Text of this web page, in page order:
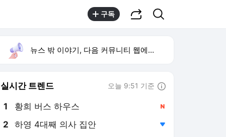
구독
뉴스 밖 이야기, 다음 커뮤니티 웹에서 보기
실시간 트렌드 오늘 9:51 기준
1 황희 버스 하우스
2 하영 4대째 의사 집안